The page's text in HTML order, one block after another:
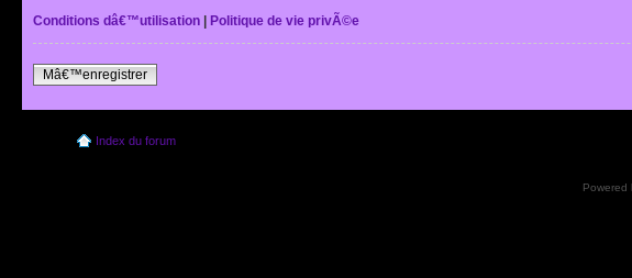
Conditions dâ€™utilisation
Politique de vie privÃ©e
Mâ€™enregistrer
Index du forum
Powered